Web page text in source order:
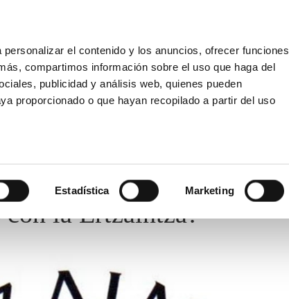
el contenido y los anuncios, ofrecer funciones
compartimos información sobre el uso que haga del
publicidad y análisis web, quienes pueden
proporcionado o que hayan recopilado a partir del uso
Estadística Marketing
la Ertzaintza?